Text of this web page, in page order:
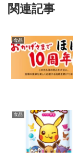
関連記事
食品
食品